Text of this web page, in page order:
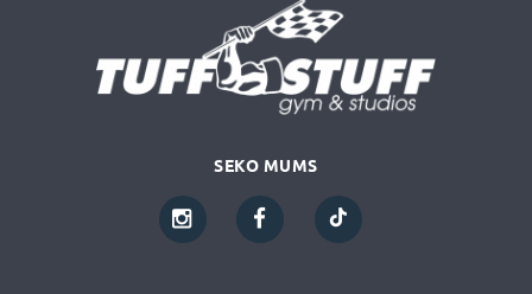
SEKO MUMS